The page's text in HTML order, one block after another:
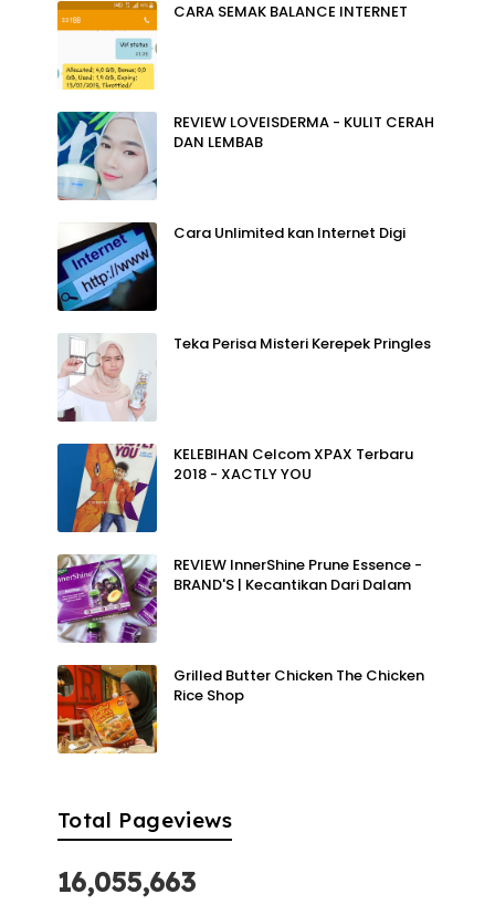
CARA SEMAK BALANCE INTERNET
REVIEW LOVEISDERMA - KULIT CERAH
DAN LEMBAB
Cara Unlimited kan Internet Digi
Teka Perisa Misteri Kerepek Pringles
KELEBIHAN Celcom XPAX Terbaru
2018 - XACTLY YOU
REVIEW InnerShine Prune Essence -
BRAND'S | Kecantikan Dari Dalam
Grilled Butter Chicken The Chicken
Rice Shop
Total Pageviews
16,055,663